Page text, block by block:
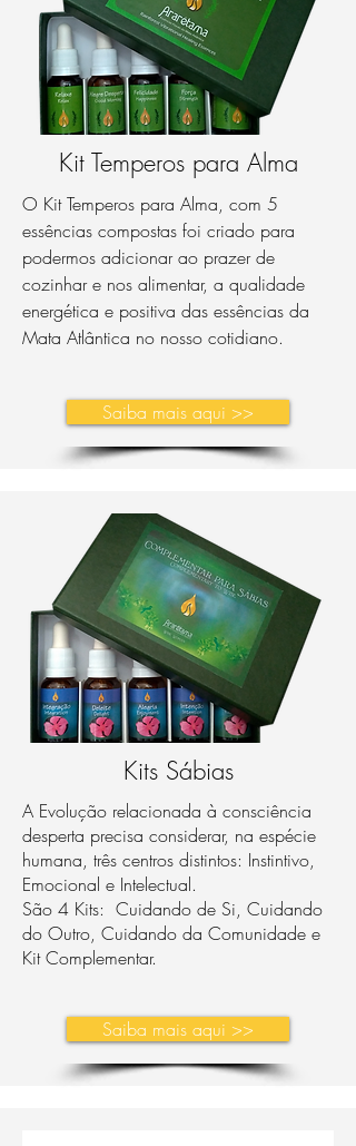
Kit Temperos para Alma
O Kit Temperos para Alma, com 5
essências compostas foi criado para
podermos adicionar ao prazer de
cozinhar e nos alimentar, a qualidade
energética e positiva das essências da
Mata Atlântica no nosso cotidiano.
Saiba mais aqui >>
Kits Sábias
A Evolução relacionada à consciência
desperta precisa considerar, na espécie
humana, três centros distintos: Instintivo,
Emocional e Intelectual.
São 4 Kits: Cuidando de Si, Cuidando
do Outro, Cuidando da Comunidade e
Kit Complementar.
Saiba mais aqui >>